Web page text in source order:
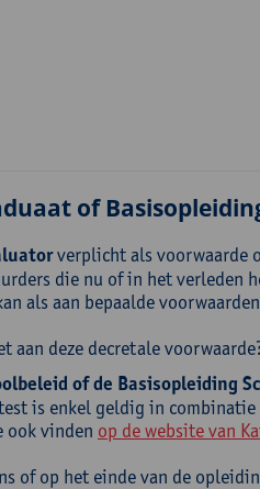
of
verplicht als voorwaarde
die nu of in het verleden
als aan bepaalde
aan deze decretale
of de Basisopleiding
is enkel geldig in combinatie
ook vinden op de website van
of op het einde van de